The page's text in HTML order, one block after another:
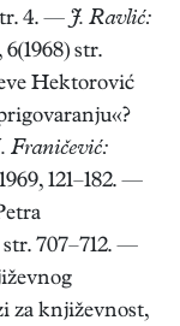
4. — J. Ravlić:
str.
Hektorović
Franičević:
121–182. —
707–712. —
za književnost,